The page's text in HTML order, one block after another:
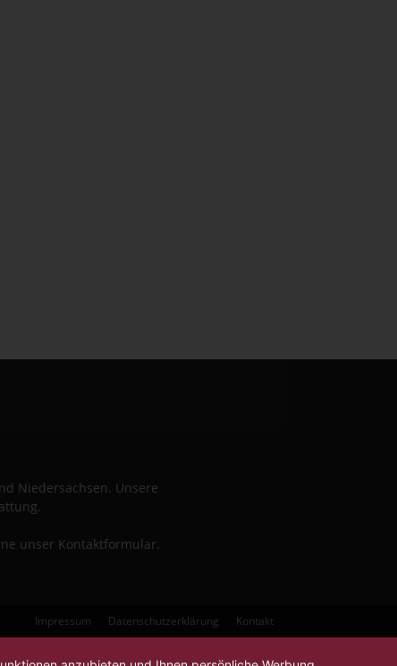
Niedersachsen. Unsere
unser Kontaktformular.
Impressum Datenschutzerklärung Kontakt